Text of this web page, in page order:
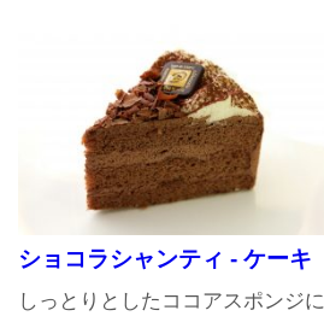
ショコラシャンティ - ケーキ
しっとりとしたココアスポンジに